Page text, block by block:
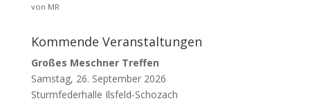
von MR
Kommende Veranstaltungen
Großes Meschner Treffen
Samstag, 26. September 2026
Sturmfederhalle Ilsfeld-Schozach